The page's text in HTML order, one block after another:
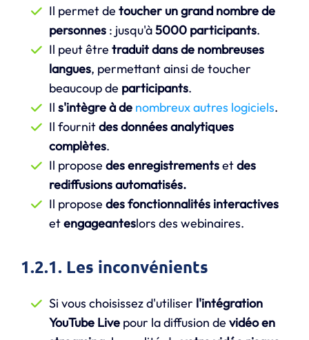
Il permet de toucher un grand nombre de
personnes : jusqu'à5000 participants.
Il peut être traduit dans de nombreuses
langues, permettant ainsi de toucher
beaucoup de participants.
Il s'intègre à de nombreux autres logiciels.
Il fournitdes données analytiques
complètes.
Il propose des enregistrementsetdes
rediffusions automatisés.
Il propose des fonctionnalités interactives
etengageanteslors des webinaires.
1.2.1. Les inconvénients
Si vous choisissez d'utiliser l'intégration
YouTube Live pour la diffusion de vidéo en